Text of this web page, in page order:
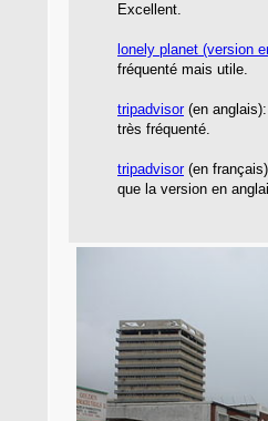
Excellent.
lonely planet (version
fréquenté mais utile.
tripadvisor(en
très fréquenté.
tripadvisor(en
que la version en